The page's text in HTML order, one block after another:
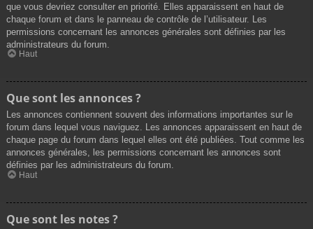
que vous devriez consulter en priorité. Elles apparaissent en haut de
chaque forum et dans le panneau de contrôle de l’utilisateur. Les
permissions concernant les annonces générales sont définies par les
administrateurs du forum.
Haut
Que sont les annonces ?
Les annonces contiennent souvent des informations importantes sur le
forum dans lequel vous naviguez. Les annonces apparaissent en haut de
chaque page du forum dans lequel elles ont été publiées. Tout comme les
annonces générales, les permissions concernant les annonces sont
définies par les administrateurs du forum.
Haut
Que sont les notes ?